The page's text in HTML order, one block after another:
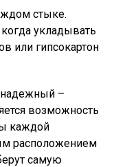
стыке.
укладывать
или гипсокартон
надежный –
возможность
каждой
расположением
самую